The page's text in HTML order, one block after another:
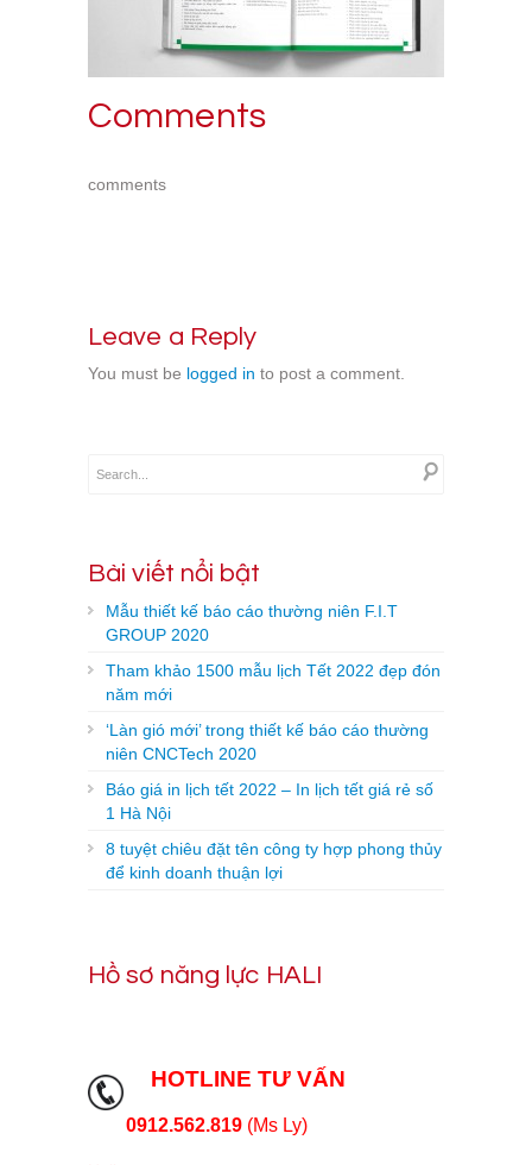
Comments
comments
Leave a Reply
You must be logged in to post a comment.
Bài viết nổi bật
Mẫu thiết kế báo cáo thường niên F.I.T
GROUP 2020
Tham khảo 1500 mẫu lịch Tết 2022 đẹp đón
năm mới
‘Làn gió mới’ trong thiết kế báo cáo thường
niên CNCTech 2020
Báo giá in lịch tết 2022 – In lịch tết giá rẻ số
1 Hà Nội
8 tuyệt chiêu đặt tên công ty hợp phong thủy
để kinh doanh thuận lợi
Hồ sơ năng lực HALI
HOTLINE TƯ VẤN
0912.562.819 (Ms Ly)